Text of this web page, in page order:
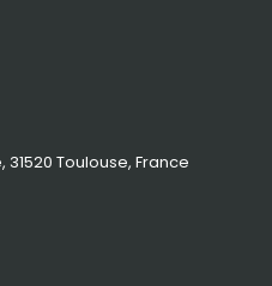
Toulouse, France